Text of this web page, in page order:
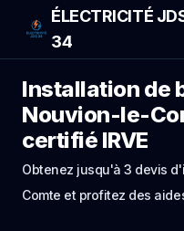
ÉLECTRICITÉ
34
Installation de
Nouvion-le-
certifié IRVE
Obtenez jusqu'à 3 devis
Comte et profitez des